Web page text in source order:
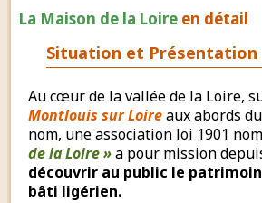
La Maison de la Loire en détail
Situation et Présentation
Au cœur de la vallée de la Loire,
Montlouis sur Loireaux abords
nom, une association loi 1901
de la Loire »a pour mission
découvrir au public le
bâti ligérien.